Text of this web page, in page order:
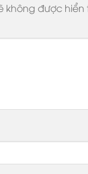
không được hiển